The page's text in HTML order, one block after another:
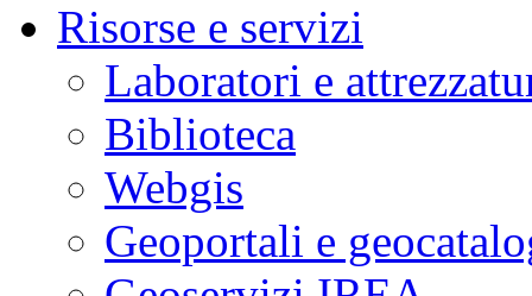
Risorse e servizi
Laboratori e
Biblioteca
Webgis
Geoportali e